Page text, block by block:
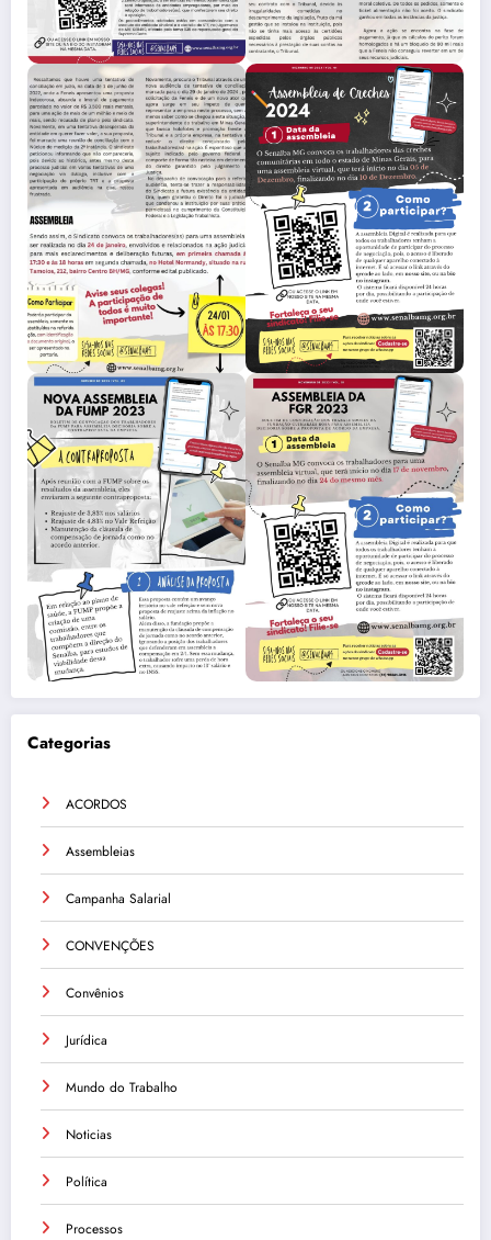
Categorias
ACORDOS
Assembleias
Campanha Salarial
CONVENÇÕES
Convênios
Jurídica
Mundo do Trabalho
Noticias
Política
Processos